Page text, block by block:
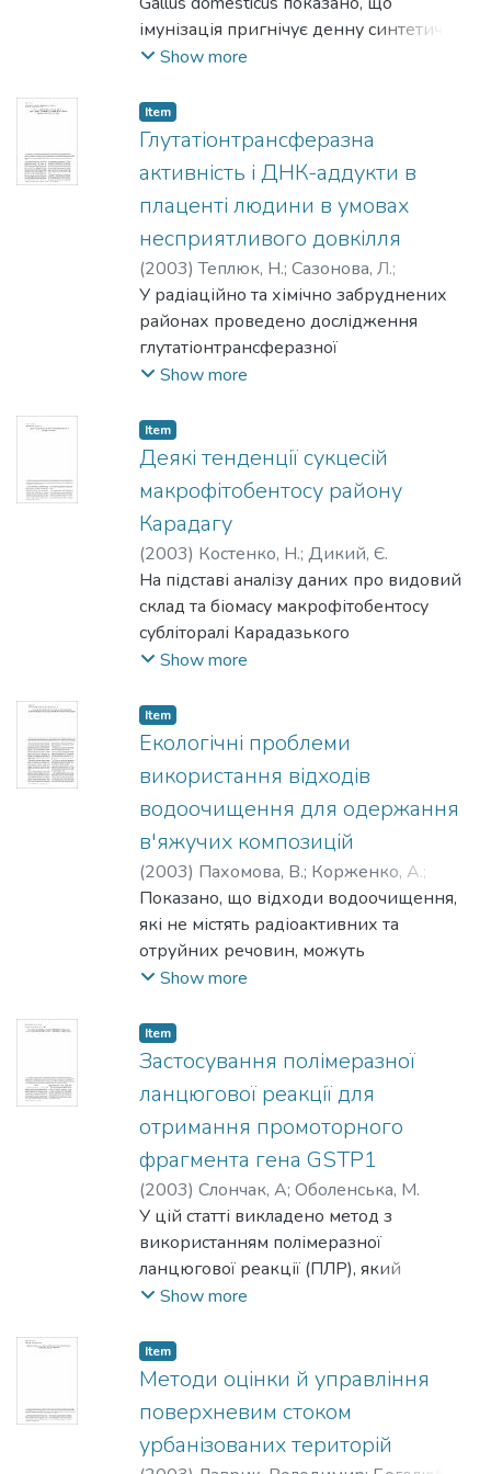
кінцевого дисульфідного вузла
фібрину опосередкований через
із Bß15-42-послідовністю, що
експонована у N-кінцевому
дисульфідному вузлі фібрину.
імунізація пригнічує денну синте­тичну
активність пінеалоцитів та посилює
паравентрикулярного
ядра гіпоталамуса. Епіфіз пригнічує
синтетичну активність неироцитів
паравентрикулярного ядра гі­
поталамуса. Екзогенний мелатонін, так
само як і епіфізектомія, посилює
гуморальну імунну відповідь.
Show more
Item
Глутатіонтрансферазна
активність і ДНК-аддукти в
плаценті людини в умовах
несприятливого довкілля
(2003)Теплюк, Н.; Сазонова, Л.;
Мельник, А.; Діві, Р.;Пуар'є, М.
У радіаційно та хімічно забруднених
районах проведено дослідження
глутатіонтрансферазної
активності цитозолю та вмісту
вуглеводнів (ПАВ) в ДНК із плаценти
людини.
Показано, що чим більше забруднення
в регіоні радіоактивними або хімічними
речовинами, тим більшою
мірою знижена глутатіонтрансферазна
активність в плаценті і підвищена
кількість ПАВ-аддуктів
в ДНК.
Show more
Item
Деякі тенденції сукцесій
макрофітобентосу району
Карадагу
(2003) Костенко, Н.; Дикий, Є.
На підставі аналізу даних про видовий
склад та біомасу макрофітобентосу
субліторалі Карадазького
природного заповідника встановлено
період 1970—2002 рр. Вказано
зміну домінантів у фітоценозах,
встановлено характер сукцесійних
процесів та їх зв 'язок з антропогенною
евтрофікацією водного середовища.
Show more
Item
Екологічні проблеми
використання відходів
водоочищення для одержання
в'яжучих композицій
(2003) Пахомова, В.; Корженко, А.;
Паховчишин, С.
Показано, що відходи водоочищення,
які не містять радіоактивних та
отруйних речовин, можуть
бути використані для приготування
допомогою методів мікрокалориметрії
та фізико-хімічної механіки
запропоновано механізм тужавіння
в'яжучих композицій.
Show more
Item
Застосування полімеразної
ланцюгової реакції для
отримання промоторного
фрагмента гена GSTP1
(2003) Слончак, А; Оболенська, М.
У цій статті викладено метод з
використанням полімеразної
ланцюгової реакції (ПЛР), який
запропоновано для одержання GC-
глютатіон-S-трансферази Р1-1
(GSTP1) людини. Роботу проведено в
транскрипції гена GSTP1 у
клітинах плаценти людини.
Show more
Item
Методи оцінки й управління
поверхневим стоком
урбанізованих територій